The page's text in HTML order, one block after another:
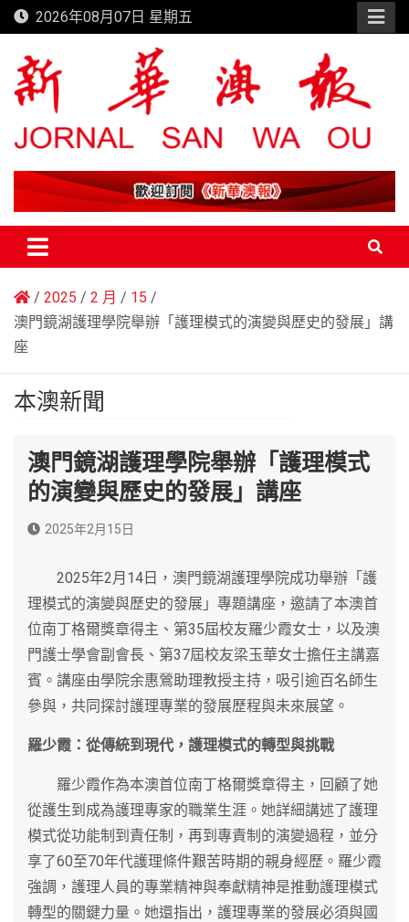
Skip
to
content
2026年08月07日 星期五
新華澳報
2025 2 月
15
澳門鏡湖護理學院舉辦「護理模式的演變與歷史的發展」講
座
本澳新聞
澳門鏡湖護理學院舉辦「護理模式
的演變與歷史的發展」講座
2025年2月15日
2025年2月14日，澳門鏡湖護理學院成功舉辦「護
理模式的演變與歷史的發展」專題講座，邀請了本澳首
位南丁格爾獎章得主、第35屆校友羅少霞女士，以及澳
門護士學會副會長、第37屆校友梁玉華女士擔任主講嘉
賓。講座由學院余惠鶯助理教授主持，吸引逾百名師生
參與，共同探討護理專業的發展歷程與未來展望。
羅少霞：從傳統到現代，護理模式的轉型與挑戰
羅少霞作為本澳首位南丁格爾獎章得主，回顧了她
從護生到成為護理專家的職業生涯。她詳細講述了護理
模式從功能制到責任制，再到專責制的演變過程，並分
享了60至70年代護理條件艱苦時期的親身經歷。羅少霞
強調，護理人員的專業精神與奉獻精神是推動護理模式
轉型的關鍵力量。她還指出，護理專業的發展必須與國